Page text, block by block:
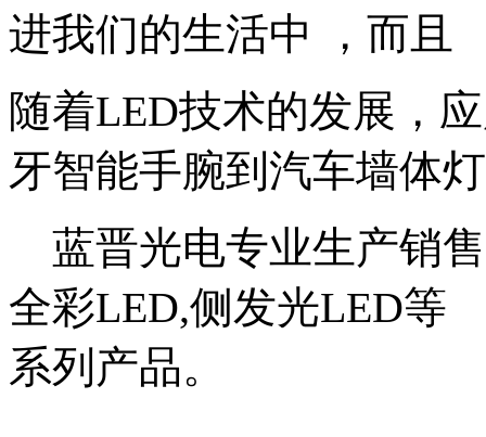
进我们的生活中 ，而且
随着LED技术的发展，
牙智能手腕到汽车墙体
蓝晋光电专业生产销售
全彩LED,侧发光LED等
系列产品。